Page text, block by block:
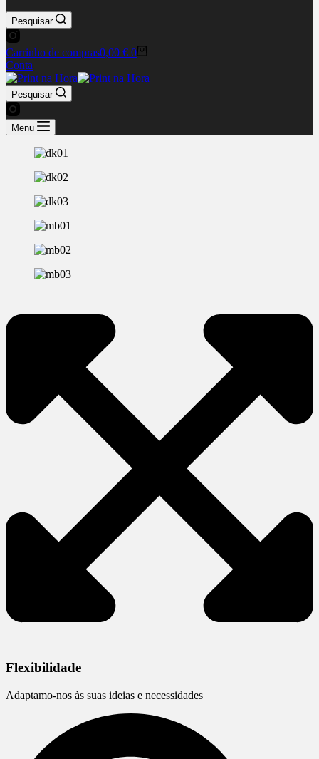
Pesquisar
Carrinho de compras0,00 € 0
Conta
Pesquisar
Menu
Flexibilidade
Adaptamo-nos às suas ideias e necessidades